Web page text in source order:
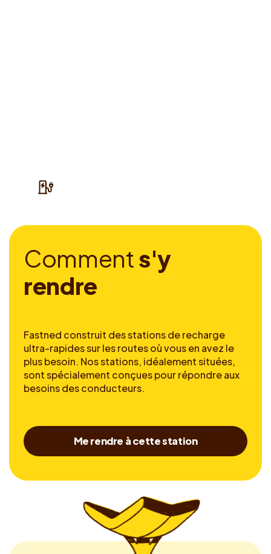
Comment s'y
rendre
Fastned construit des stations de recharge
ultra-rapides sur les routes où vous en avez le
plus besoin. Nos stations, idéalement situées,
sont spécialement conçues pour répondre aux
besoins des conducteurs.
Me rendre à cette station